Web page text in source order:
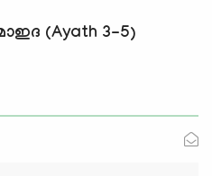
(Ayath 3-5)